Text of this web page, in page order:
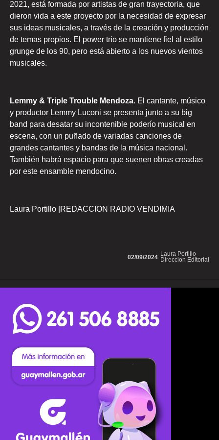
2021, está formada por artistas de gran trayectoria, que
dieron vida a este proyecto por la necesidad de expresar
sus ideas musicales, a través de la creación y producción
de temas propios. El power trío se mantiene fiel al estilo
grunge de los 90, pero está abierto a los nuevos vientos
musicales.
Lemmy & Triple Trouble Mendoza. El cantante, músico
y productor Lemmy Luconi se presenta junto a su big
band para desatar su incontenible poderío musical en
escena, con un puñado de variadas canciones de
grandes cantantes y bandas de la música nacional.
También habrá espacio para que suenen obras creadas
por este ensamble mendocino.
Laura Portillo |REDACCION RADIO VENDIMIA
Laura Portillo
Direccion Editorial
02/09/2024